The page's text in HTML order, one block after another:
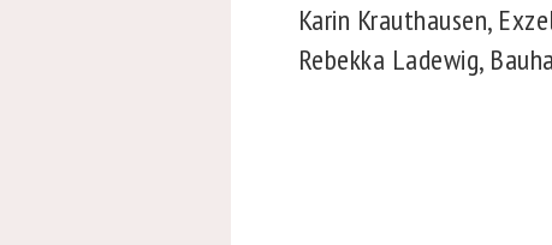
Karin Krauthausen,
Rebekka Ladewig,